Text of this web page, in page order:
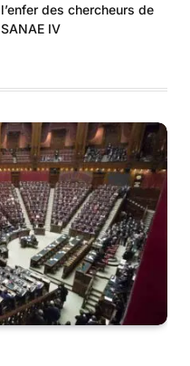
l’enfer des chercheurs de
SANAE IV